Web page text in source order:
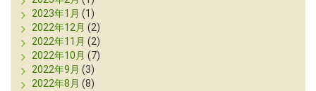
2023年1月 (1)
2022年12月 (2)
2022年11月 (2)
2022年10月 (7)
2022年9月 (3)
2022年8月 (8)